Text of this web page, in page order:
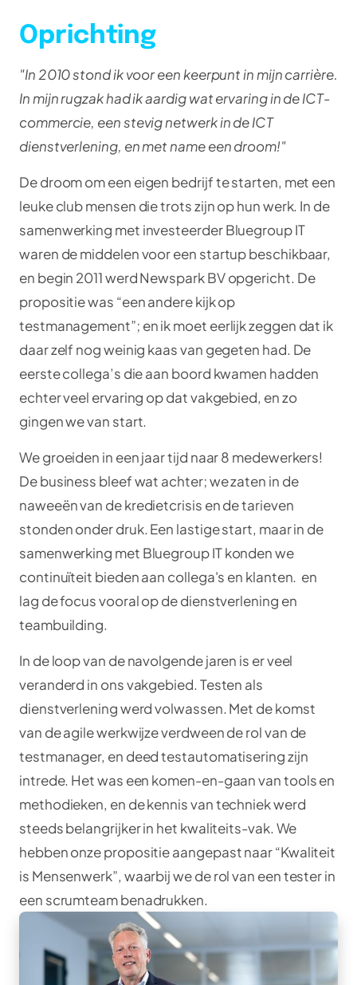
Oprichting
"In 2010 stond ik voor een keerpunt in mijn carrière.
In mijn rugzak had ik aardig wat ervaring in de ICT-
commercie, een stevig netwerk in de ICT
dienstverlening, en met name een droom!"
De droom om een eigen bedrijf te starten, met een
leuke club mensen die trots zijn op hun werk. In de
samenwerking met investeerder Bluegroup IT
waren de middelen voor een startup beschikbaar,
en begin 2011 werd Newspark BV opgericht. De
propositie was “een andere kijk op
testmanagement”; en ik moet eerlijk zeggen dat ik
daar zelf nog weinig kaas van gegeten had. De
eerste collega’s die aan boord kwamen hadden
echter veel ervaring op dat vakgebied, en zo
gingen we van start.
We groeiden in een jaar tijd naar 8 medewerkers!
De business bleef wat achter; we zaten in de
naweeën van de kredietcrisis en de tarieven
stonden onder druk. Een lastige start, maar in de
samenwerking met Bluegroup IT konden we
continuïteit bieden aan collega's en klanten. en
lag de focus vooral op de dienstverlening en
teambuilding.
In de loop van de navolgende jaren is er veel
veranderd in ons vakgebied. Testen als
dienstverlening werd volwassen. Met de komst
van de agile werkwijze verdween de rol van de
testmanager, en deed testautomatisering zijn
intrede. Het was een komen-en-gaan van tools en
methodieken, en de kennis van techniek werd
steeds belangrijker in het kwaliteits-vak. We
hebben onze propositie aangepast naar “Kwaliteit
is Mensenwerk”, waarbij we de rol van een tester in
een scrumteam benadrukken.